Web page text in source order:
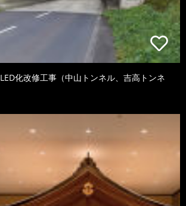
化改修工事（中山トンネル、吉高トンネ